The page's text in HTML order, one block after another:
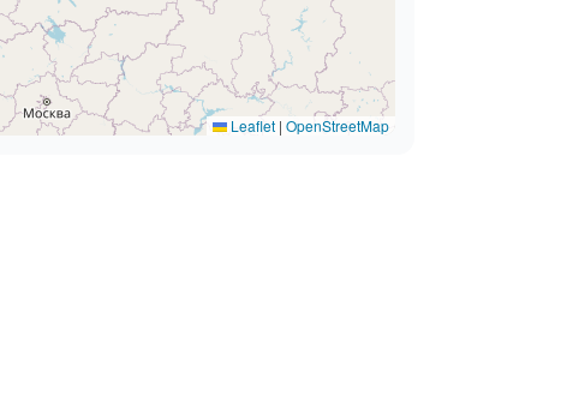
Leaflet | OpenStreetMap